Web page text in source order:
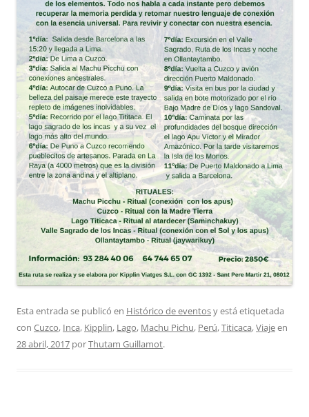
Esta entrada se publicó en Histórico de eventosy está etiquetada
con Cuzco, Inca, Kipplin, Lago, Machu Pichu, Perú,Titicaca,Viajeen
28 abril, 2017 porThutam Guillamot.